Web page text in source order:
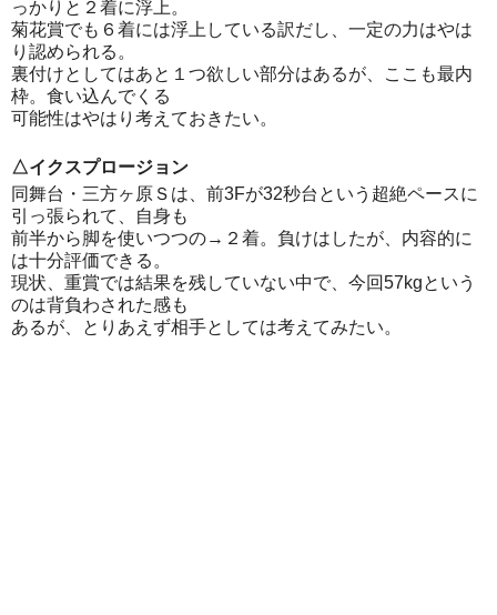
っかりと２着に浮上。
菊花賞でも６着には浮上している訳だし、一定の力はやは
り認められる。
裏付けとしてはあと１つ欲しい部分はあるが、ここも最内
枠。食い込んでくる
可能性はやはり考えておきたい。
△イクスプロージョン
同舞台・三方ヶ原Ｓは、前3Fが32秒台という超絶ペースに
引っ張られて、自身も
前半から脚を使いつつの→２着。負けはしたが、内容的に
は十分評価できる。
現状、重賞では結果を残していない中で、今回57kgという
のは背負わされた感も
あるが、とりあえず相手としては考えてみたい。